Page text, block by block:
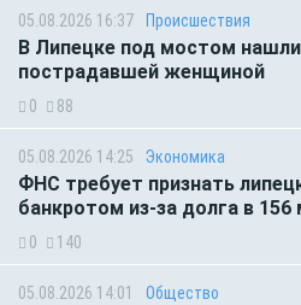
05.08.2026 16:37 Происшествия
В Липецке под мостом
пострадавшей женщиной
0 88
05.08.2026 14:25 Экономика
ФНС требует признать
банкротом из-за долга в 156
0 140
05.08.2026 14:01 Общество